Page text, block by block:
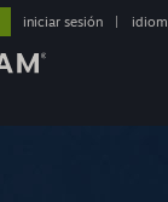
iniciar sesión